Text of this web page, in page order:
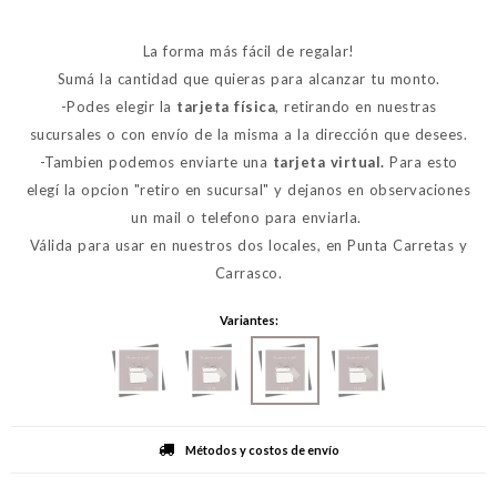
La forma más fácil de regalar!
Sumá la cantidad que quieras para alcanzar tu monto.
-Podes elegir la tarjeta física, retirando en nuestras
sucursales o con envío de la misma a la dirección que desees.
-Tambien podemos enviarte una tarjeta virtual. Para esto
elegí la opcion "retiro en sucursal" y dejanos en observaciones
un mail o telefono para enviarla.
Válida para usar en nuestros dos locales, en Punta Carretas y
Carrasco.
Variantes:
Métodos y costos de envío